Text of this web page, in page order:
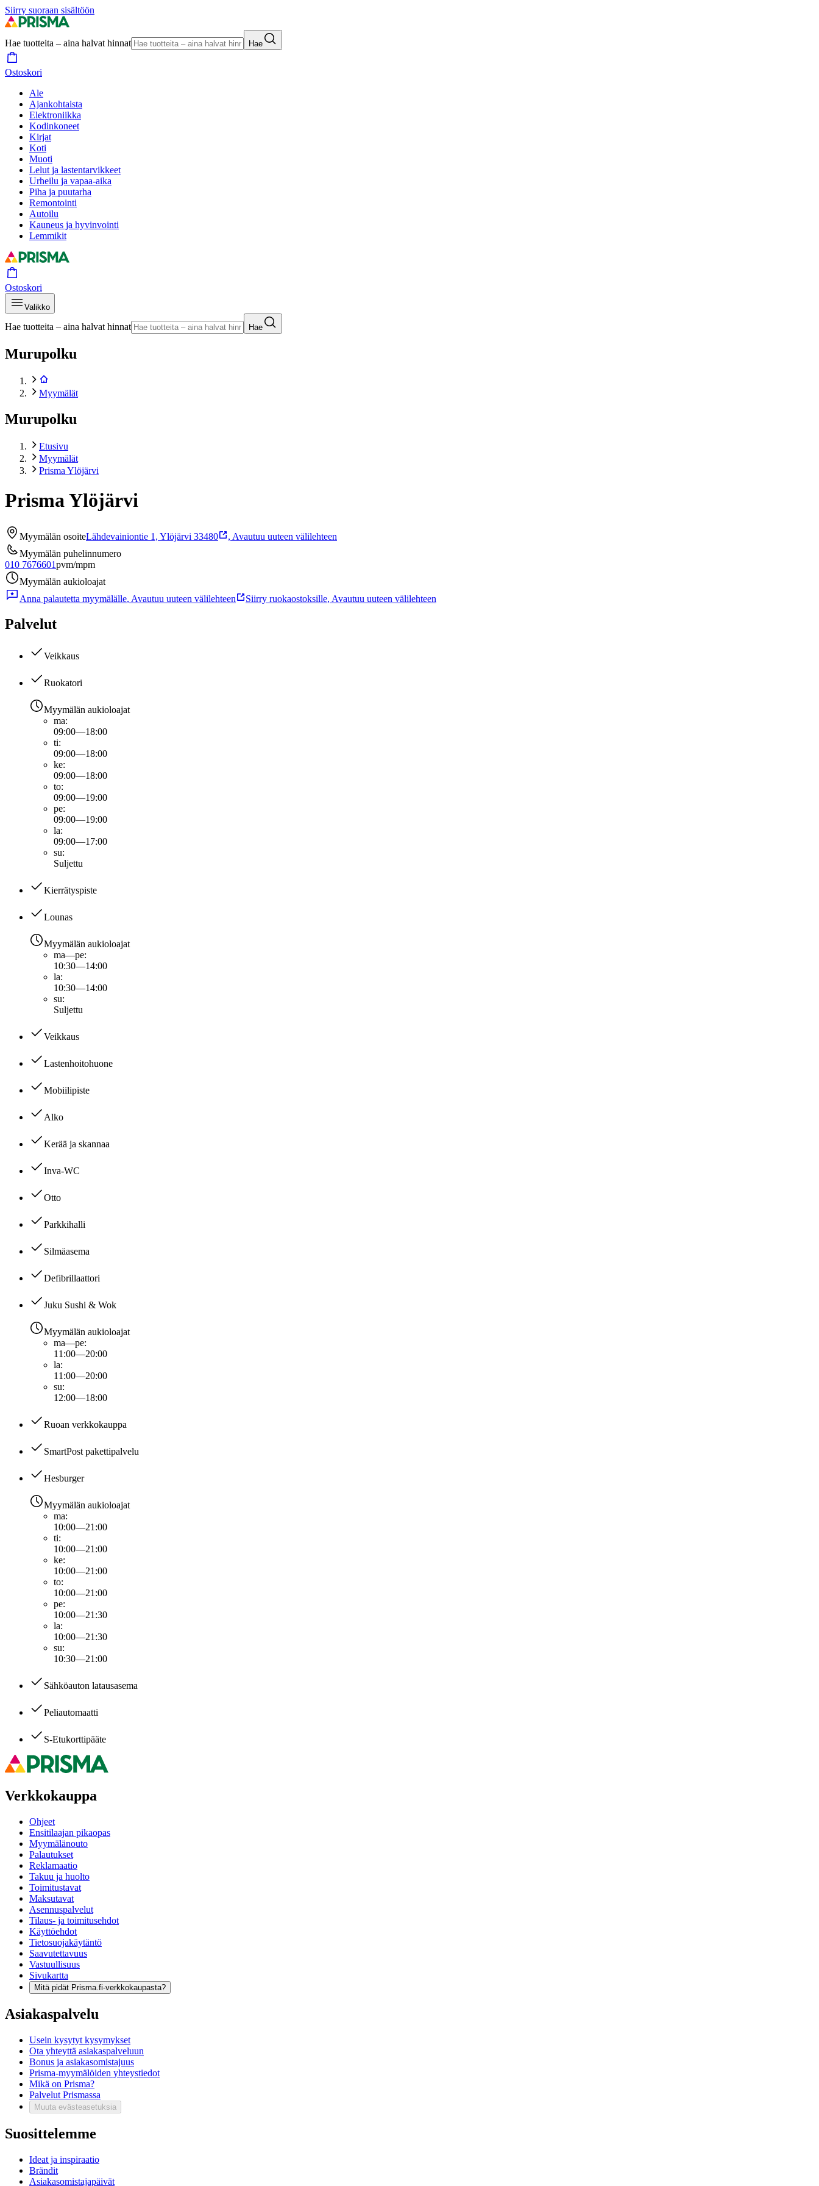
Siirry suoraan sisältöön
Hae tuotteita – aina halvat hinnat Hae
Ostoskori
Ale
Ajankohtaista
Elektroniikka
Kodinkoneet
Kirjat
Koti
Muoti
Lelut ja lastentarvikkeet
Urheilu ja vapaa-aika
Piha ja puutarha
Remontointi
Autoilu
Kauneus ja hyvinvointi
Lemmikit
Ostoskori
Valikko
Hae tuotteita – aina halvat hinnat Hae
Murupolku
Myymälät
Murupolku
Etusivu
Myymälät
Prisma Ylöjärvi
Prisma Ylöjärvi
Myymälän osoiteLähdevainiontie 1, Ylöjärvi 33480 , Avautuu uuteen välilehteen
Myymälän puhelinnumero
010 7676601pvm/mpm
Myymälän aukioloajat
Anna palautetta myymälälle, Avautuu uuteen välilehteen Siirry ruokaostoksille, Avautuu uuteen välilehteen
Palvelut
Veikkaus
Ruokatori
Myymälän aukioloajat
ma:
09:00—18:00
ti:
09:00—18:00
ke:
09:00—18:00
to:
09:00—19:00
pe:
09:00—19:00
la:
09:00—17:00
su:
Suljettu
Kierrätyspiste
Lounas
Myymälän aukioloajat
ma—pe:
10:30—14:00
la:
10:30—14:00
su:
Suljettu
Veikkaus
Lastenhoitohuone
Mobiilipiste
Alko
Kerää ja skannaa
Inva-WC
Otto
Parkkihalli
Silmäasema
Defibrillaattori
Juku Sushi & Wok
Myymälän aukioloajat
ma—pe:
11:00—20:00
la:
11:00—20:00
su:
12:00—18:00
Ruoan verkkokauppa
SmartPost pakettipalvelu
Hesburger
Myymälän aukioloajat
ma:
10:00—21:00
ti:
10:00—21:00
ke:
10:00—21:00
to:
10:00—21:00
pe:
10:00—21:30
la:
10:00—21:30
su:
10:30—21:00
Sähköauton latausasema
Peliautomaatti
S-Etukorttipääte
Verkkokauppa
Ohjeet
Ensitilaajan pikaopas
Myymälänouto
Palautukset
Reklamaatio
Takuu ja huolto
Toimitustavat
Maksutavat
Asennuspalvelut
Tilaus- ja toimitusehdot
Käyttöehdot
Tietosuojakäytäntö
Saavutettavuus
Vastuullisuus
Sivukartta
Mitä pidät Prisma.fi-verkkokaupasta?
Asiakaspalvelu
Usein kysytyt kysymykset
Ota yhteyttä asiakaspalveluun
Bonus ja asiakasomistajuus
Prisma-myymälöiden yhteystiedot
Mikä on Prisma?
Palvelut Prismassa
Muuta evästeasetuksia
Suosittelemme
Ideat ja inspiraatio
Brändit
Asiakasomistajapäivät